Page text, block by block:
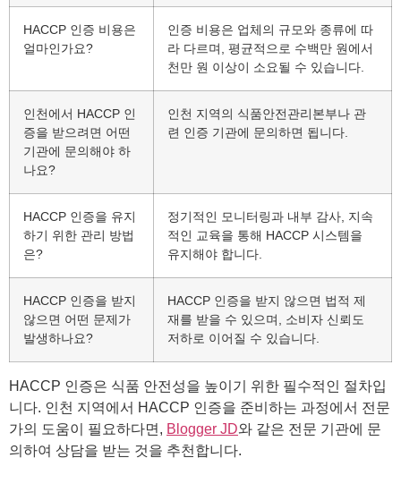
HACCP 인증 비용은
얼마인가요?
인증 비용은 업체의 규모와 종류에 따
라 다르며, 평균적으로 수백만 원에서
천만 원 이상이 소요될 수 있습니다.
인천에서 HACCP 인
증을 받으려면 어떤
기관에 문의해야 하
나요?
인천 지역의 식품안전관리본부나 관
련 인증 기관에 문의하면 됩니다.
HACCP 인증을 유지
하기 위한 관리 방법
은?
정기적인 모니터링과 내부 감사, 지속
적인 교육을 통해 HACCP 시스템을
유지해야 합니다.
HACCP 인증을 받지
않으면 어떤 문제가
발생하나요?
HACCP 인증을 받지 않으면 법적 제
재를 받을 수 있으며, 소비자 신뢰도
저하로 이어질 수 있습니다.
HACCP 인증은 식품 안전성을 높이기 위한 필수적인 절차입
니다. 인천 지역에서 HACCP 인증을 준비하는 과정에서 전문
가의 도움이 필요하다면, Blogger JD와 같은 전문 기관에 문
의하여 상담을 받는 것을 추천합니다.